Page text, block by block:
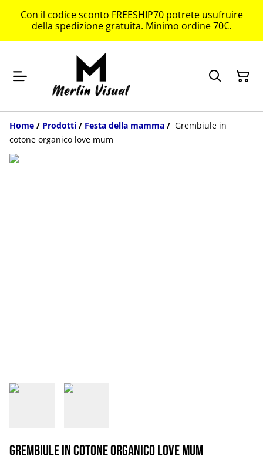
Con il codice sconto FREESHIP70 potrete usufruire
della spedizione gratuita. Minimo ordine 70€.
Home / Prodotti / Festa della mamma / Grembiule in
cotone organico love mum
Grembiule in cotone organico love mum